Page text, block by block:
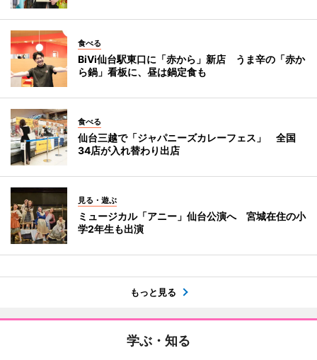
食べる
BiVi仙台駅東口に「赤から」新店 うま辛の「赤か
ら鍋」看板に、昼は鍋定食も
食べる
仙台三越で「ジャパニーズカレーフェス」 全国
34店が入れ替わり出店
見る・遊ぶ
ミュージカル「アニー」仙台公演へ 宮城在住の小
学2年生も出演
もっと見る
学ぶ・知る